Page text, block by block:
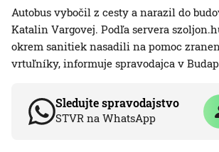
Autobus vybočil z cesty a narazil do
Katalin Vargovej. Podľa servera
okrem sanitiek nasadili na pomoc
vrtuľníky, informuje spravodajca v
Sledujte spravodajstvo
STVR na WhatsApp